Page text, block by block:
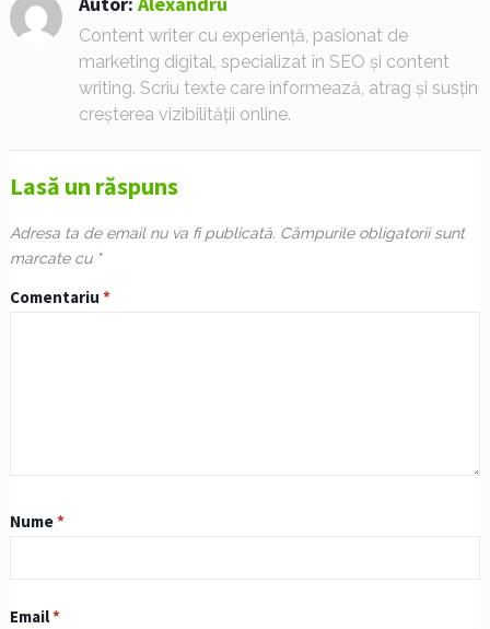
Content writer cu experiență, pasionat de
marketing digital, specializat în SEO și content
writing. Scriu texte care informează, atrag și susțin
creșterea vizibilității online.
Lasă un răspuns
Adresa ta de email nu va fi publicată. Câmpurile obligatorii sunt
marcate cu *
Comentariu *
Nume*
Email*